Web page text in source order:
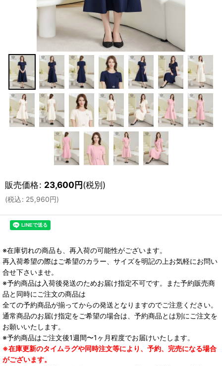
販売価格: 23,600円(税別)
(税込: 25,960円)
※在庫切れの商品も、再入荷の可能性がございます。
再入荷希望の際はご希望のカラー、サイズを明記の上お気軽にお問い
合せ下さいませ。
※予約商品は入荷後発送のためお届け指定不可です。また予約販売商
品と同時にご注文の商品は
全ての予約商品が揃ってからの発送となりますのでご注意ください。
通常商品のお届け指定をご希望の場合は、予約商品とは別にご注文を
お願いいたします。
※予約商品はご注文後1週間〜1ヶ月程度でお届けいたします。
※在庫更新のタイムラグや同時注文等により、予約、完売になる場合
がございます。